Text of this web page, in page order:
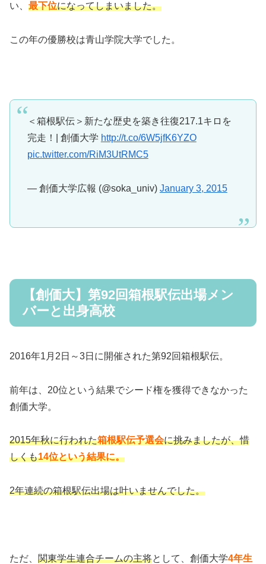
い、 最下位になってしまいました。
この年の優勝校は青山学院大学でした。
＜箱根駅伝＞新たな歴史を築き往復217.1キロを
完走！| 創価大学 http://t.co/6W5jfK6YZO
pic.twitter.com/RiM3UtRMC5
— 創価大学広報 (@soka_univ) January 3, 2015
【創価大】第92回箱根駅伝出場メン
バーと出身高校
2016年1月2日～3日に開催された第92回箱根駅伝。
前年は、20位という結果でシード権を獲得できなかった
創価大学。
2015年秋に行われた箱根駅伝予選会に挑みましたが、惜
しくも14位という結果に。
2年連続の箱根駅伝出場は叶いませんでした。
ただ、 関東学生連合チームの主将として、創価大学4年生